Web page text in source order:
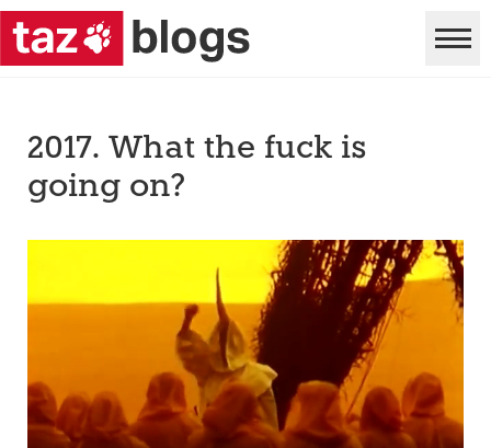
2017. What the fuck is
going on?